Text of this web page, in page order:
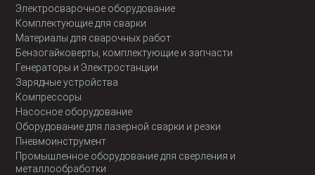
Электросварочное оборудование
Комплектующие для сварки
Материалы для сварочных работ
Бензогайковерты, комплектующие и запчасти
Генераторы и Электростанции
Зарядные устройства
Компрессоры
Насосное оборудование
Оборудование для лазерной сварки и резки
Пневмоинструмент
Промышленное оборудование для сверления и
металлообработки